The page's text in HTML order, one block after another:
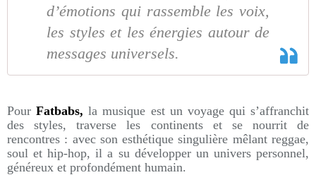
d’émotions qui rassemble les voix,
les styles et les énergies autour de
messages universels.
Pour Fatbabs, la musique est un voyage qui s’affranchit
des styles, traverse les continents et se nourrit de
rencontres : avec son esthétique singulière mêlant reggae,
soul et hip-hop, il a su développer un univers personnel,
généreux et profondément humain.